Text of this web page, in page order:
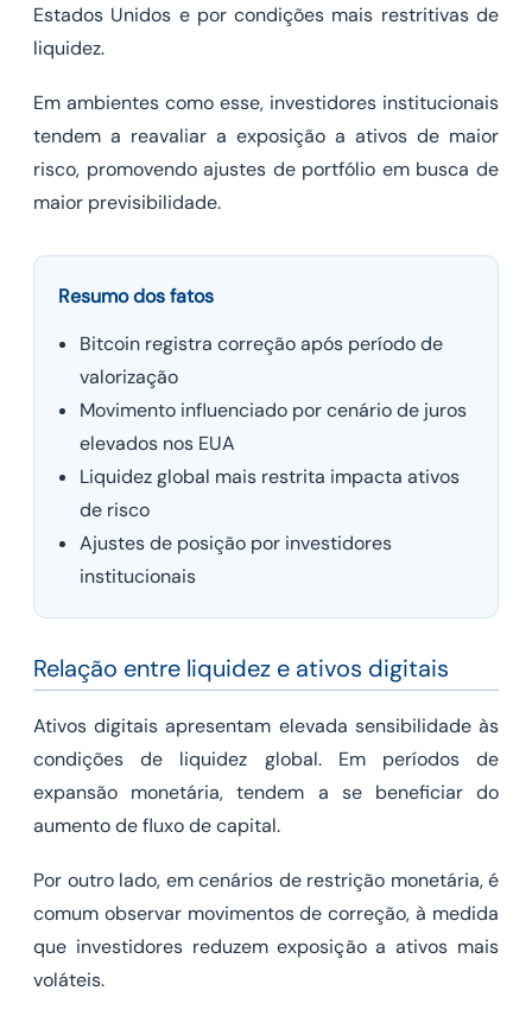
Estados Unidos e por condições mais restritivas de
liquidez.
Em ambientes como esse, investidores institucionais
tendem a reavaliar a exposição a ativos de maior
risco, promovendo ajustes de portfólio em busca de
maior previsibilidade.
Resumo dos fatos
Bitcoin registra correção após período de
valorização
Movimento influenciado por cenário de juros
elevados nos EUA
Liquidez global mais restrita impacta ativos
de risco
Ajustes de posição por investidores
institucionais
Relação entre liquidez e ativos digitais
Ativos digitais apresentam elevada sensibilidade às
condições de liquidez global. Em períodos de
expansão monetária, tendem a se beneficiar do
aumento de fluxo de capital.
Por outro lado, em cenários de restrição monetária, é
comum observar movimentos de correção, à medida
que investidores reduzem exposição a ativos mais
voláteis.